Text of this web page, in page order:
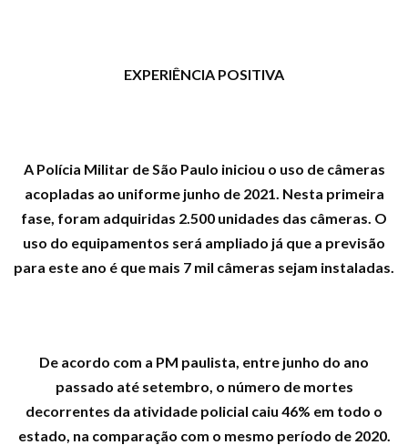
EXPERIÊNCIA POSITIVA
A Polícia Militar de São Paulo iniciou o uso de câmeras
acopladas ao uniforme junho de 2021. Nesta primeira
fase, foram adquiridas 2.500 unidades das câmeras. O
uso do equipamentos será ampliado já que a previsão
para este ano é que mais 7 mil câmeras sejam instaladas.
De acordo com a PM paulista, entre junho do ano
passado até setembro, o número de mortes
decorrentes da atividade policial caiu 46% em todo o
estado, na comparação com o mesmo período de 2020.